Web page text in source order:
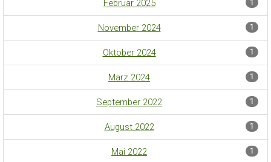
1
Februar 2025
1
November 2024
1
Oktober 2024
1
März 2024
1
September 2022
1
August 2022
1
Mai 2022